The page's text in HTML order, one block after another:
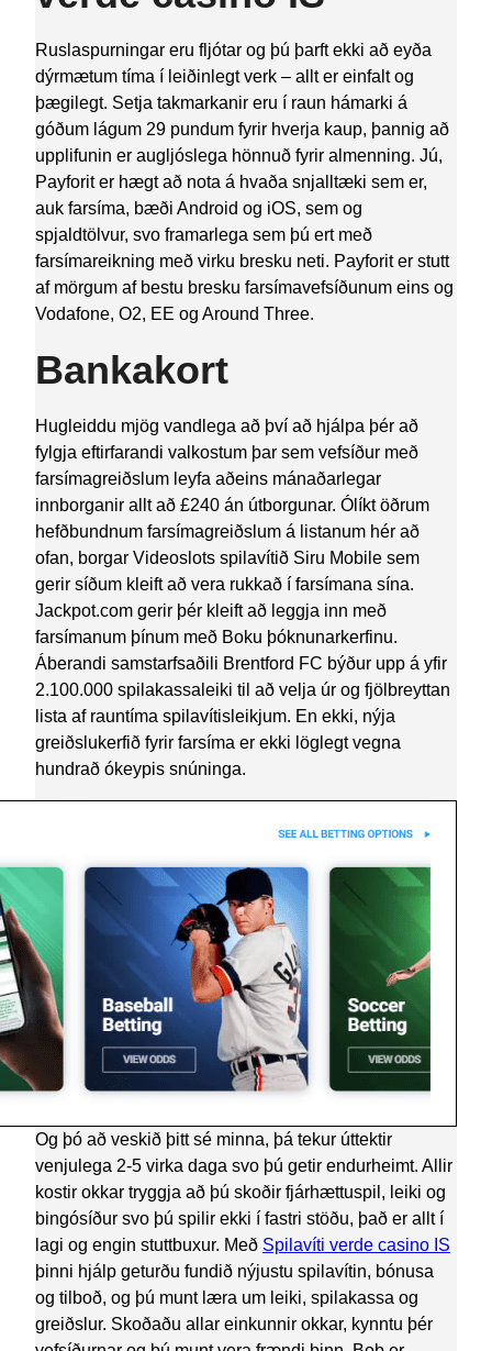
Ruslaspurningar eru fljótar og þú þarft ekki að eyða
dýrmætum tíma í leiðinlegt verk – allt er einfalt og
þægilegt. Setja takmarkanir eru í raun hámarki á
góðum lágum 29 pundum fyrir hverja kaup, þannig að
upplifunin er augljóslega hönnuð fyrir almenning. Jú,
Payforit er hægt að nota á hvaða snjalltæki sem er,
auk farsíma, bæði Android og iOS, sem og
spjaldtölvur, svo framarlega sem þú ert með
farsímareikning með virku bresku neti. Payforit er stutt
af mörgum af bestu bresku farsímavefsíðunum eins og
Vodafone, O2, EE og Around Three.
Bankakort
Hugleiddu mjög vandlega að því að hjálpa þér að
fylgja eftirfarandi valkostum þar sem vefsíður með
farsímagreiðslum leyfa aðeins mánaðarlegar
innborganir allt að £240 án útborgunar. Ólíkt öðrum
hefðbundnum farsímagreiðslum á listanum hér að
ofan, borgar Videoslots spilavítið Siru Mobile sem
gerir síðum kleift að vera rukkað í farsímana sína.
Jackpot.com gerir þér kleift að leggja inn með
farsímanum þínum með Boku þóknunarkerfinu.
Áberandi samstarfsaðili Brentford FC býður upp á yfir
2.100.000 spilakassaleiki til að velja úr og fjölbreyttan
lista af rauntíma spilavítisleikjum. En ekki, nýja
greiðslukerfið fyrir farsíma er ekki löglegt vegna
hundrað ókeypis snúninga.
Og þó að veskið þitt sé minna, þá tekur úttektir
venjulega 2-5 virka daga svo þú getir endurheimt. Allir
kostir okkar tryggja að þú skoðir fjárhættuspil, leiki og
bingósíður svo þú spilir ekki í fastri stöðu, það er allt í
lagi og engin stuttbuxur. Með Spilavíti verde casino IS
þinni hjálp geturðu fundið nýjustu spilavítin, bónusa
og tilboð, og þú munt læra um leiki, spilakassa og
greiðslur. Skoðaðu allar einkunnir okkar, kynntu þér